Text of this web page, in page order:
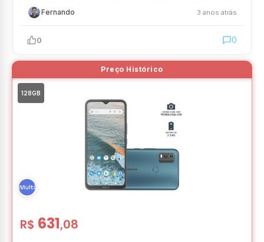
Fernando 3 anos atrás
0 0
128GB
R$ 631,08